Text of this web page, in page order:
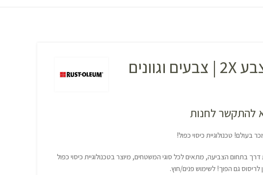
ספריי צבע 2X | צבעים וגוונים
להתקשר לחנות
בעולם! טכנולוגיית כיסוי כפול!
דרך בתחום הצביעה, מתאים לכל סוגי המשטחים, מיוצר בטכנולוגיית כיסוי כפול
לריסוס גם הפוך! לשימוש פנים/חוץ.